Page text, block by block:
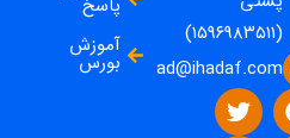
(۱۵۹۶۹۸۳۵۱۱)
ad@ihadaf.com
پاسخ
آموزش
بورس